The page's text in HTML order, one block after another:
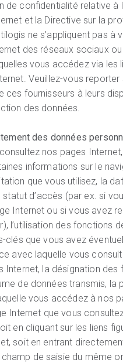
de confidentialité relative à
et la Directive sur la
ne s’appliquent pas à
des réseaux sociaux
vous accédez via les
Veuillez-vous reporter
ces fournisseurs à leurs
des données.
des données
nos pages
informations sur le
que vous utilisez, la
d’accès (par ex. si
Internet ou si vous avez
l’utilisation des fonctions
clés que vous avez
avec laquelle vous
Internet, la désignation des
de données transmis, la
vous accédez à nos
Internet que vous
en cliquant sur les liens
soit en entrant
de saisie du même